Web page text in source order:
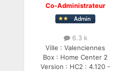
Co-Administrateur
6.3 k
Ville :Valenciennes
Box : Home Center 2
Version : HC2 : 4.120 -